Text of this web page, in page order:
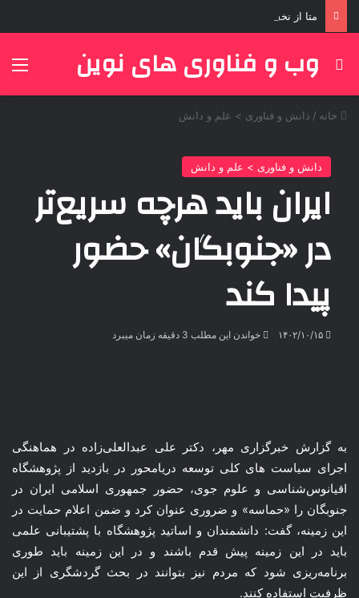
متا از نخست وزیر هند عذرخواهی کرد
وب و فناوری های نوین
جستجو برای
خانه / دانش و فناوری > علم و دانش
دانش و فناوری > علم و دانش
ایران باید هرچه سریع‌تر
در «جنوبگان» حضور
پیدا کند
۱۴۰۲/۱۰/۱۵ خواندن این مطلب 3 دقیقه زمان میبرد
به گزارش خبرگزاری مهر، دکتر علی عبدالعلی‌زاده در هماهنگی
اجرای سیاست های کلی توسعه دریامحور در بازدید از پژوهشگاه
اقیانوس‌شناسی و علوم جوی، حضور جمهوری اسلامی ایران در
جنوبگان را «حماسه» و ضروری عنوان کرد و ضمن اعلام حمایت در
این زمینه، گفت: دانشمندان و اساتید پژوهشگاه با پشتیبانی علمی
باید در این زمینه پیش قدم باشند و در این زمینه باید طوری
برنامه‌ریزی شود که مردم نیز بتوانند در بحث گردشگری از این
ظرفیت استفاده کنند.